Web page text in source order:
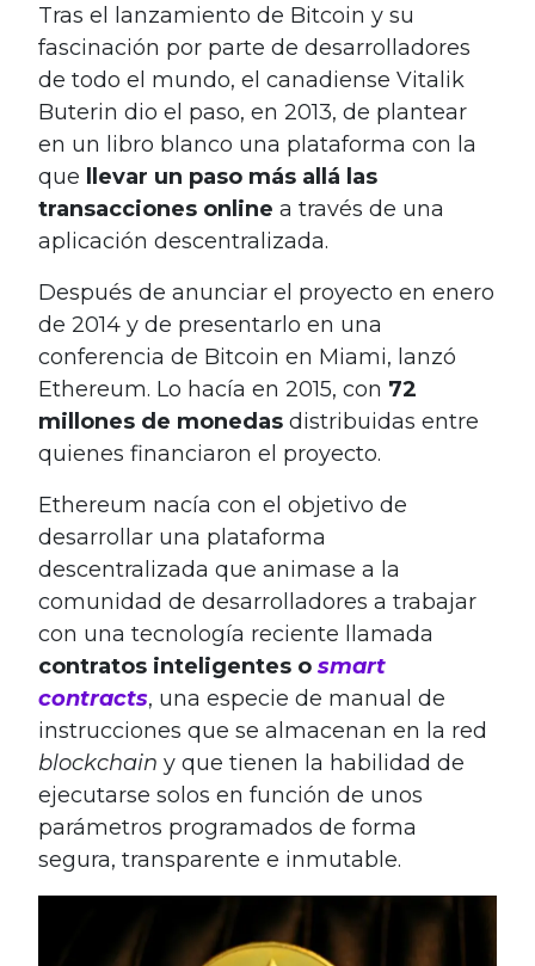
Tras el lanzamiento de Bitcoin y su
fascinación por parte de desarrolladores
de todo el mundo, el canadiense Vitalik
Buterin dio el paso, en 2013, de plantear
en un libro blanco una plataforma con la
que
llevar un paso más allá las
transacciones online a través de una
aplicación descentralizada.
Después de anunciar el proyecto en enero
de 2014 y de presentarlo en una
conferencia de Bitcoin en Miami, lanzó
Ethereum. Lo hacía en 2015, con 72
millones de monedas distribuidas entre
quienes financiaron el proyecto.
Ethereum nacía con el objetivo de
desarrollar una plataforma
descentralizada que animase a la
comunidad de desarrolladores a trabajar
con una tecnología reciente llamada
contratos inteligentes o smart
contracts, una especie de manual de
instrucciones que se almacenan en la red
blockchain y que tienen la habilidad de
ejecutarse solos en función de unos
parámetros programados de forma
segura, transparente e inmutable.